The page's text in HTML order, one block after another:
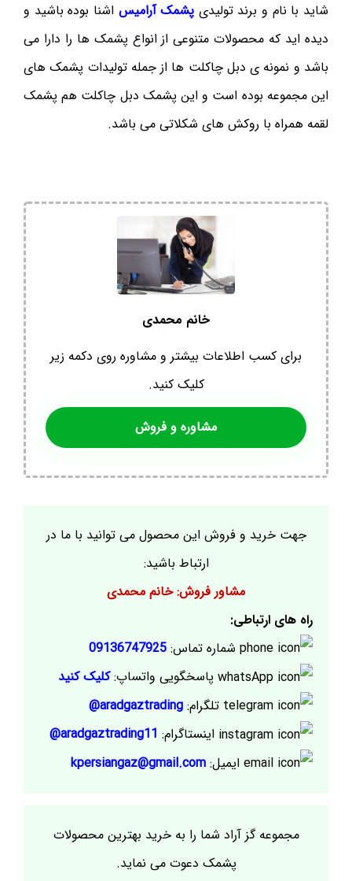
شاید با نام و برند تولیدی پشمک آرامیس اشنا بوده باشید و
دیده اید که محصولات متنوعی از انواع پشمک ها را دارا می
باشد و نمونه ی دبل چاکلت ها از جمله تولیدات پشمک های
این مجموعه بوده است و این پشمک دبل چاکلت هم پشمک
لقمه همراه با روکش های شکلاتی می باشد.
خانم محمدی
برای کسب اطلاعات بیشتر و مشاوره روی دکمه زیر
کلیک کنید.
مشاوره و فروش
جهت خرید و فروش این محصول می توانید با ما در
ارتباط باشید:
مشاور فروش: خانم محمدی
راه های ارتباطی:
شماره تماس: 09136747925
پاسخگویی واتساپ:کلیک کنید
تلگرام: aradgaztrading@
اینستاگرام: aradgaztrading11@
ایمیل: kpersiangaz@gmail.com
مجموعه گز آراد شما را به خرید بهترین محصولات
پشمک دعوت می نماید.